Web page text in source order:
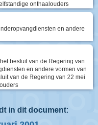
onthaalouders
en andere
besluit van de Regering van
en andere vormen van
van de Regering van 22 mei
in dit document: